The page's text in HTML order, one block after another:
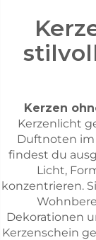
Kerzen
Kerzenlicht
Duftnoten im
findest du
Licht,
konzentrieren.
Dekorationen
Kerzenschein